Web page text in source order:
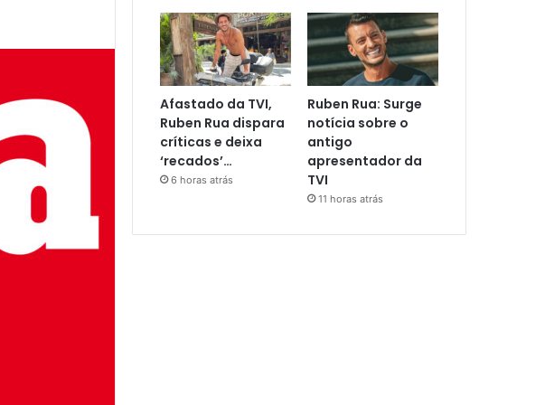
Afastado da TVI,
Ruben Rua dispara
críticas e deixa
‘recados’…
6 horas atrás
Ruben Rua: Surge
notícia sobre o
antigo
apresentador da
TVI
11 horas atrás